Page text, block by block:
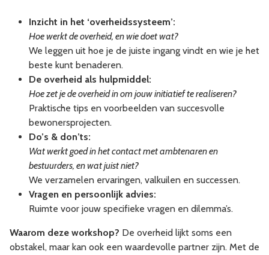
Inzicht in het ‘overheidssysteem’:
Hoe werkt de overheid, en wie doet wat?
We leggen uit hoe je de juiste ingang vindt en wie je het
beste kunt benaderen.
De overheid als hulpmiddel:
Hoe zet je de overheid in om jouw initiatief te realiseren?
Praktische tips en voorbeelden van succesvolle
bewonersprojecten.
Do’s & don’ts:
Wat werkt goed in het contact met ambtenaren en
bestuurders, en wat juist niet?
We verzamelen ervaringen, valkuilen en successen.
Vragen en persoonlijk advies:
Ruimte voor jouw specifieke vragen en dilemma’s.
Waarom deze workshop? De overheid lijkt soms een
obstakel, maar kan ook een waardevolle partner zijn. Met de